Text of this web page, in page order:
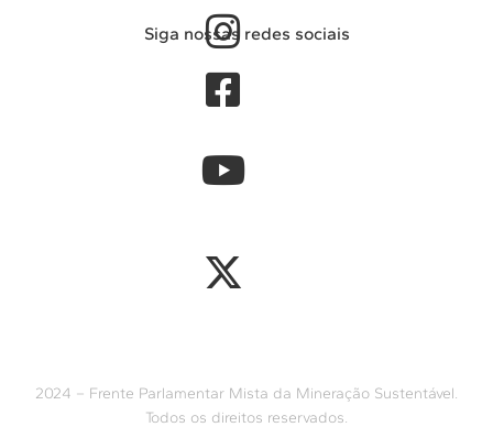
Siga nossas redes sociais
2024 – Frente Parlamentar Mista da Mineração Sustentável.
Todos os direitos reservados.